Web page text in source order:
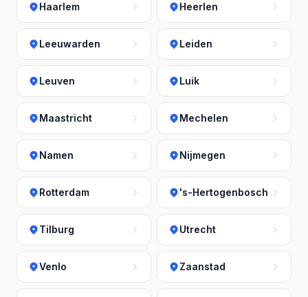
Haarlem Heerlen
Leeuwarden Leiden
Leuven Luik
Maastricht Mechelen
Namen Nijmegen
Rotterdam 's-Hertogenbosch
Tilburg Utrecht
Venlo Zaanstad